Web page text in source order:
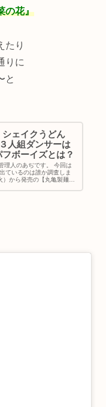
の花』
たり
りに
と
シェイクうどん
人組ダンサーは
ボーイズとは？
理人のあぢです。 今回は
ているのは誰か調査しま
から発売の【丸亀製麺シ